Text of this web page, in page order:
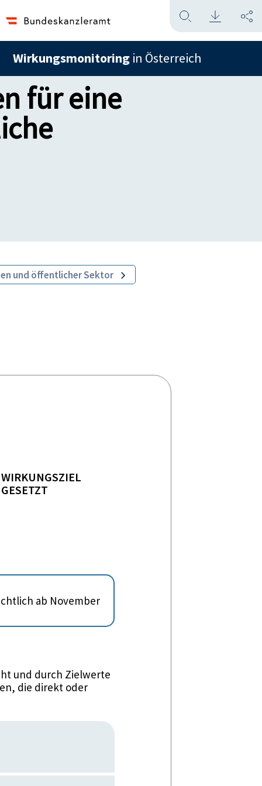
Wirkungsmonitoring in Österreich
für eine
und öffentlicher Sektor
WIRKUNGSZIEL
GESETZT
ab November
und durch Zielwerte
die direkt oder